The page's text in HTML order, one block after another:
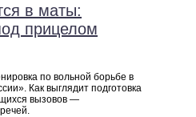
в маты:
прицелом
по вольной борьбе в
Как выглядит подготовка
вызовов —